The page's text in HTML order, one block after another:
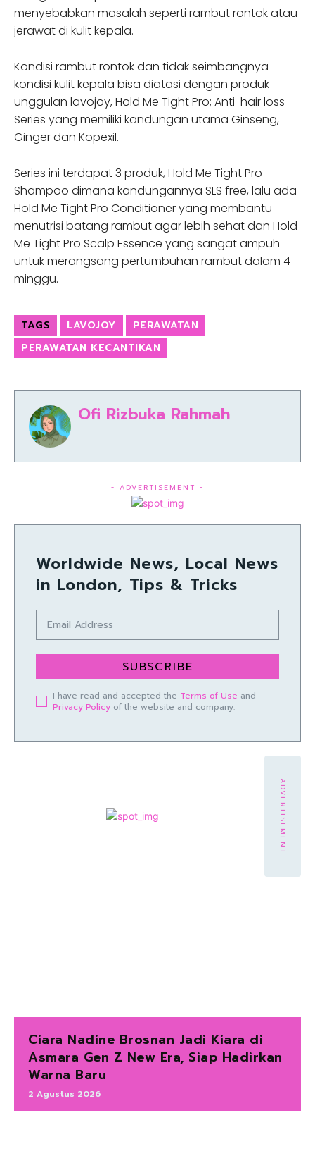
menyebabkan masalah seperti rambut rontok atau
jerawat di kulit kepala.
Kondisi rambut rontok dan tidak seimbangnya
kondisi kulit kepala bisa diatasi dengan produk
unggulan lavojoy, Hold Me Tight Pro; Anti-hair loss
Series yang memiliki kandungan utama Ginseng,
Ginger dan Kopexil.
Series ini terdapat 3 produk, Hold Me Tight Pro
Shampoo dimana kandungannya SLS free, lalu ada
Hold Me Tight Pro Conditioner yang membantu
menutrisi batang rambut agar lebih sehat dan Hold
Me Tight Pro Scalp Essence yang sangat ampuh
untuk merangsang pertumbuhan rambut dalam 4
minggu.
TAGS LAVOJOY
PERAWATAN
PERAWATAN KECANTIKAN
Ofi Rizbuka Rahmah
- ADVERTISEMENT -
Worldwide News, Local News
in London, Tips & Tricks
SUBSCRIBE
I have read and accepted the Terms of Use and
Privacy Policy of the website and company.
- ADVERTISEMENT -
Ciara Nadine Brosnan Jadi Kiara di
Asmara Gen Z New Era, Siap Hadirkan
Warna Baru
2 Agustus 2026